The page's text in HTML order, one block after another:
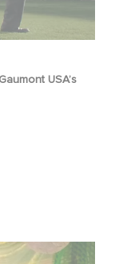
USA’s